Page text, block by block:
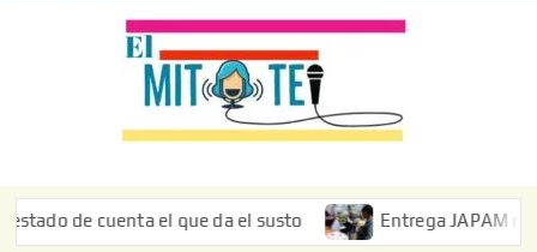
de cuenta el que da el susto Entrega JAPAM